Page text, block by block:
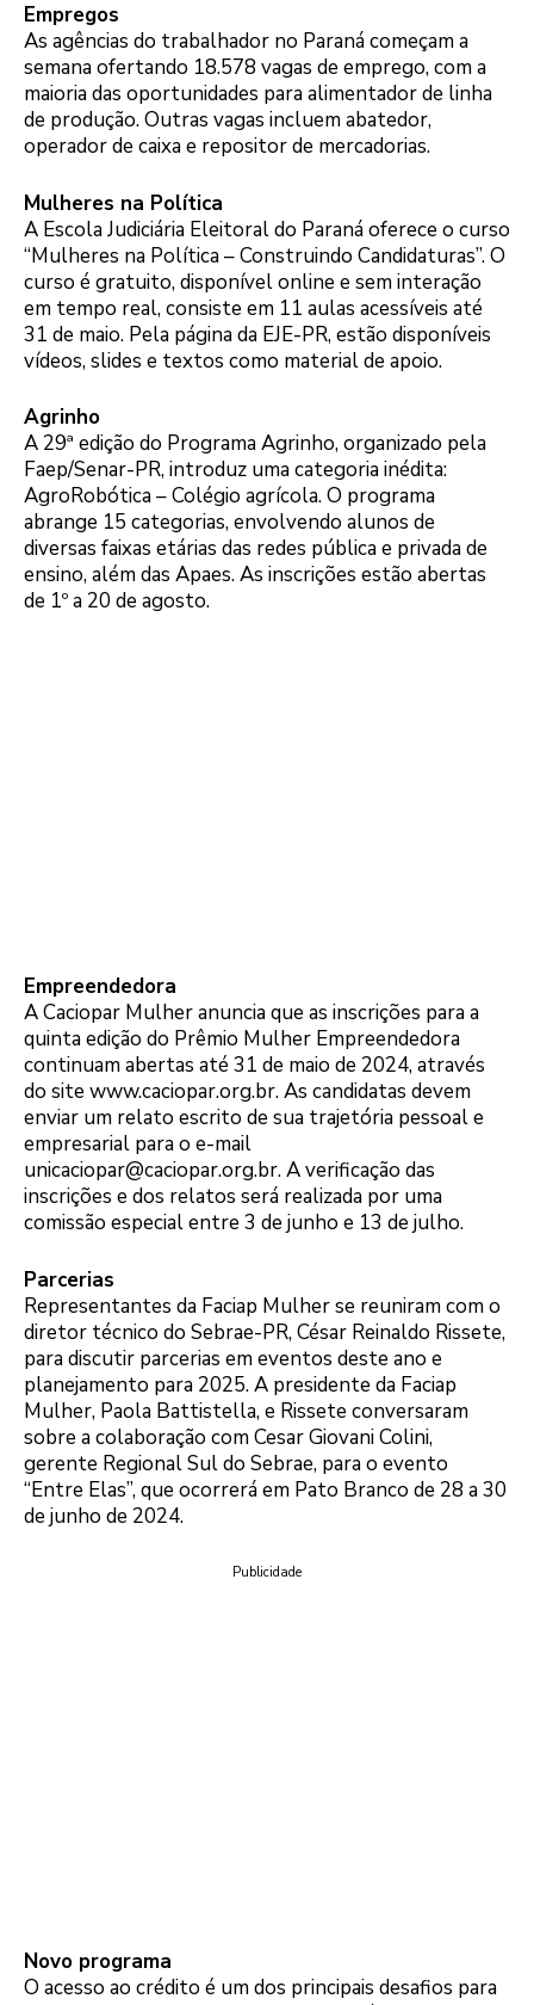
Empregos
As agências do trabalhador no Paraná começam a
semana ofertando 18.578 vagas de emprego, com a
maioria das oportunidades para alimentador de linha
de produção. Outras vagas incluem abatedor,
operador de caixa e repositor de mercadorias.
Mulheres na Política
A Escola Judiciária Eleitoral do Paraná oferece o curso
“Mulheres na Política – Construindo Candidaturas”. O
curso é gratuito, disponível online e sem interação
em tempo real, consiste em 11 aulas acessíveis até
31 de maio. Pela página da EJE-PR, estão disponíveis
vídeos, slides e textos como material de apoio.
Agrinho
A 29ª edição do Programa Agrinho, organizado pela
Faep/Senar-PR, introduz uma categoria inédita:
AgroRobótica – Colégio agrícola. O programa
abrange 15 categorias, envolvendo alunos de
diversas faixas etárias das redes pública e privada de
ensino, além das Apaes. As inscrições estão abertas
de 1º a 20 de agosto.
Empreendedora
A Caciopar Mulher anuncia que as inscrições para a
quinta edição do Prêmio Mulher Empreendedora
continuam abertas até 31 de maio de 2024, através
do site www.caciopar.org.br. As candidatas devem
enviar um relato escrito de sua trajetória pessoal e
empresarial para o e-mail
unicaciopar@caciopar.org.br. A verificação das
inscrições e dos relatos será realizada por uma
comissão especial entre 3 de junho e 13 de julho.
Parcerias
Representantes da Faciap Mulher se reuniram com o
diretor técnico do Sebrae-PR, César Reinaldo Rissete,
para discutir parcerias em eventos deste ano e
planejamento para 2025. A presidente da Faciap
Mulher, Paola Battistella, e Rissete conversaram
sobre a colaboração com Cesar Giovani Colini,
gerente Regional Sul do Sebrae, para o evento
“Entre Elas”, que ocorrerá em Pato Branco de 28 a 30
de junho de 2024.
Publicidade
Novo programa
O acesso ao crédito é um dos principais desafios para